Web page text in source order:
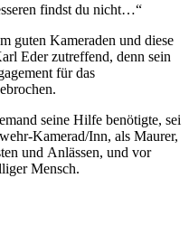
findst du nicht…“
guten Kameraden und diese
Eder zutreffend, denn sein
für das
seine Hilfe benötigte, sei
Kamerad/Inn, als Maurer,
und Anlässen, und vor
Mensch.